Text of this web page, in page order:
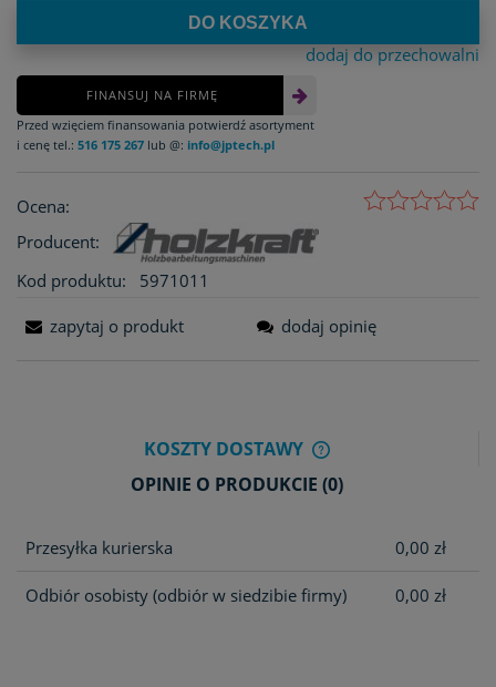
DO KOSZYKA
dodaj do przechowalni
FINANSUJ NA FIRMĘ
Przed wzięciem finansowania potwierdź asortyment
i cenę tel.: 516 175 267 lub @: info@jptech.pl
Ocena:
Producent:
Kod produktu:
5971011
zapytaj o produkt dodaj opinię
KOSZTY DOSTAWY
KOSZTÓW PŁATNOŚCI
OPINIE O PRODUKCIE (0)
Przesyłka kurierska 0,00 zł
Odbiór osobisty(odbiór w siedzibie firmy) 0,00 zł